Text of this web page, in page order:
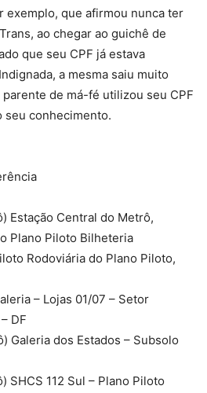
exemplo, que afirmou nunca ter
ao chegar ao guichê de
que seu CPF já estava
a mesma saiu muito
de má-fé utilizou seu CPF
seu conhecimento.
Estação Central do Metrô,
Plano Piloto Bilheteria
Rodoviária do Plano Piloto,
– Lojas 01/07 – Setor
DF
Galeria dos Estados – Subsolo
SHCS 112 Sul – Plano Piloto